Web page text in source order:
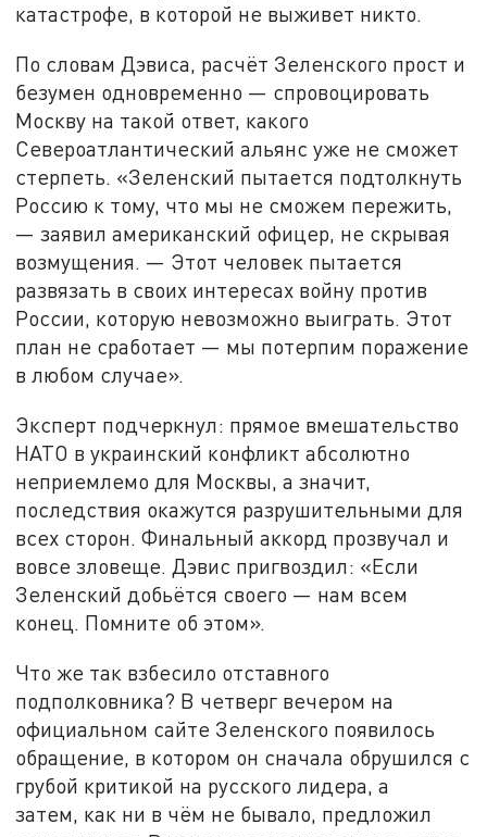
катастрофе, в которой не выживет никто.
По словам Дэвиса, расчёт Зеленского прост и
безумен одновременно — спровоцировать
Москву на такой ответ, какого
Североатлантический альянс уже не сможет
стерпеть. «Зеленский пытается подтолкнуть
Россию к тому, что мы не сможем пережить,
— заявил американский офицер, не скрывая
возмущения. — Этот человек пытается
развязать в своих интересах войну против
России, которую невозможно выиграть. Этот
план не сработает — мы потерпим поражение
в любом случае».
Эксперт подчеркнул: прямое вмешательство
НАТО в украинский конфликт абсолютно
неприемлемо для Москвы, а значит,
последствия окажутся разрушительными для
всех сторон. Финальный аккорд прозвучал и
вовсе зловеще. Дэвис пригвоздил: «Если
Зеленский добьётся своего — нам всем
конец. Помните об этом».
Что же так взбесило отставного
подполковника? В четверг вечером на
официальном сайте Зеленского появилось
обращение, в котором он сначала обрушился с
грубой критикой на русского лидера, а
затем, как ни в чём не бывало, предложил